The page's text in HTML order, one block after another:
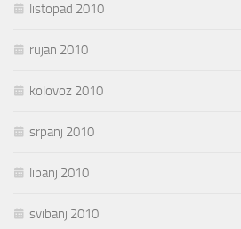
listopad 2010
rujan 2010
kolovoz 2010
srpanj 2010
lipanj 2010
svibanj 2010